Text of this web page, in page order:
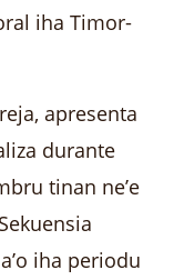
iha Timor‐
apresenta
durante
tinan ne’e
iha periodu